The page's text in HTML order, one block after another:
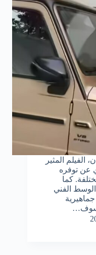
المثير
عن توفره
كما
الفني